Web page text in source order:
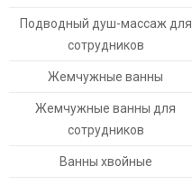
Подводный душ-массаж для
сотрудников
Жемчужные ванны
Жемчужные ванны для
сотрудников
Ванны хвойные